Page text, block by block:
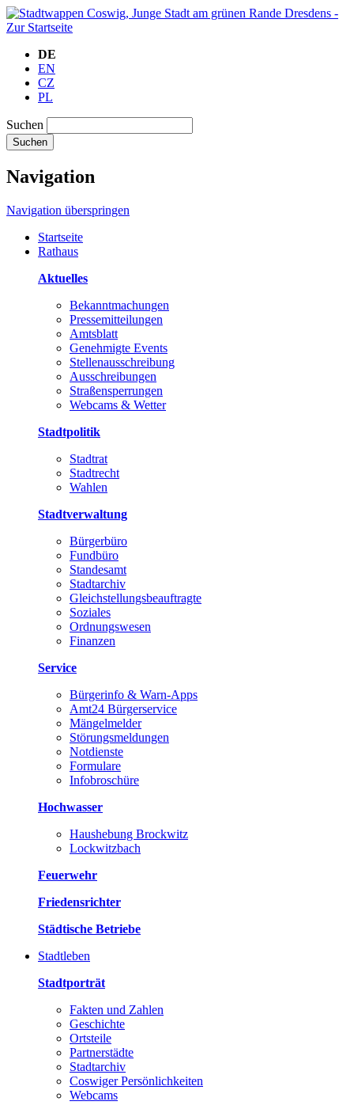
DE
EN
CZ
PL
Suchen
Suchen
Navigation
Navigation überspringen
Startseite
Rathaus
Aktuelles
Bekanntmachungen
Pressemitteilungen
Amtsblatt
Genehmigte Events
Stellenausschreibung
Ausschreibungen
Straßensperrungen
Webcams & Wetter
Stadtpolitik
Stadtrat
Stadtrecht
Wahlen
Stadtverwaltung
Bürgerbüro
Fundbüro
Standesamt
Stadtarchiv
Gleichstellungsbeauftragte
Soziales
Ordnungswesen
Finanzen
Service
Bürgerinfo & Warn-Apps
Amt24 Bürgerservice
Mängelmelder
Störungsmeldungen
Notdienste
Formulare
Infobroschüre
Hochwasser
Haushebung Brockwitz
Lockwitzbach
Feuerwehr
Friedensrichter
Städtische Betriebe
Stadtleben
Stadtporträt
Fakten und Zahlen
Geschichte
Ortsteile
Partnerstädte
Stadtarchiv
Coswiger Persönlichkeiten
Webcams